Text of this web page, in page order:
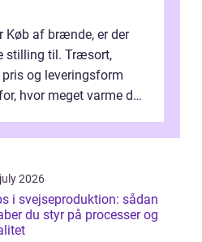
Køb af brænde, er der
stilling til. Træsort,
og leveringsform
hvor meget varme du
2026
i svejseproduktion: sådan
du styr på processer og